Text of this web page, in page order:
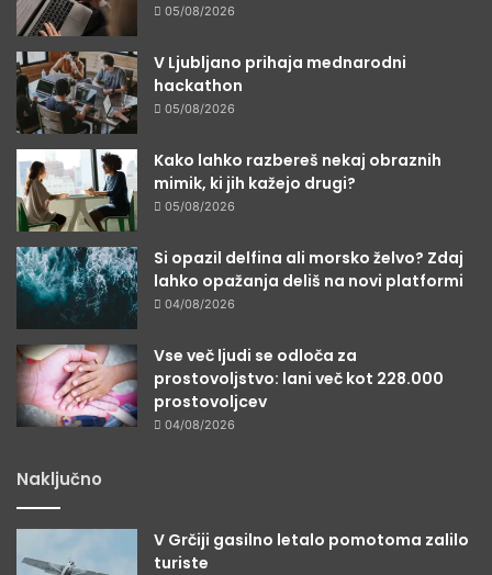
05/08/2026
V Ljubljano prihaja mednarodni
hackathon
05/08/2026
Kako lahko razbereš nekaj obraznih
mimik, ki jih kažejo drugi?
05/08/2026
Si opazil delfina ali morsko želvo? Zdaj
lahko opažanja deliš na novi platformi
04/08/2026
Vse več ljudi se odloča za
prostovoljstvo: lani več kot 228.000
prostovoljcev
04/08/2026
Naključno
V Grčiji gasilno letalo pomotoma zalilo
turiste